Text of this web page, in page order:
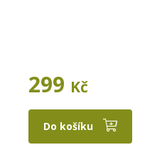
299 Kč
Do košíku